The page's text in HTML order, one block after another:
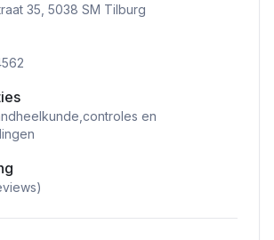
35, 5038 SM Tilburg
en